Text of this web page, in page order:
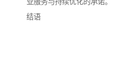
业服务与持续优化的承诺。
结语